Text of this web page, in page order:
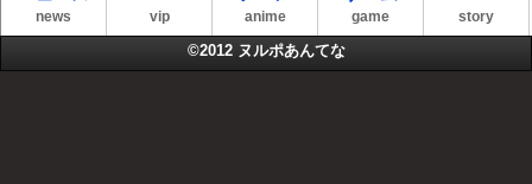
news vip anime game story
©2012 ヌルポあんてな